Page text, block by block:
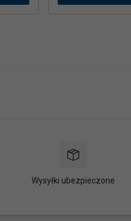
Wysyłki ubezpieczone